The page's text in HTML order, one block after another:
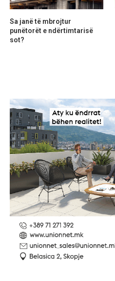
Sa janë të mbrojtur
punëtorët e ndërtimtarisë
sot?